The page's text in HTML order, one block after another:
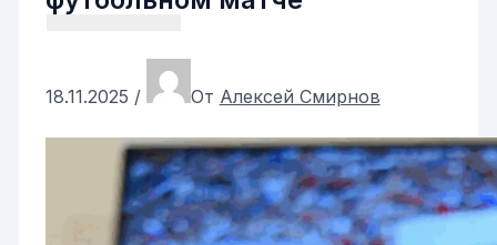
18.11.2025 / От Алексей Смирнов